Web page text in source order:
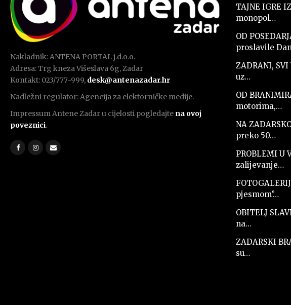
Nakladnik: ANTENA PORTAL j.d.o.o.
Adresa: Trg kneza Višeslava 6g, Zadar
Kontakt: 023/777-999, desk@antenazadar.hr
Nadležni regulator: Agencija za elektorničke medije.
Impressum Antene Zadar u cijelosti pogledajte na ovoj
poveznici.
TAJNE IGRE
monopol…
OD
proslavile
ZADRANI,
uz…
OD
motorima,…
NA
preko 50…
PROBLEMI U
zalijevanje…
pjesmom”…
OBITELJ
na…
ZADARSKI
su…